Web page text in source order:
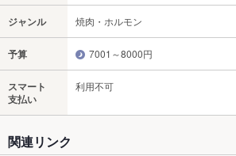
ジャンル 焼肉・ホルモン
予算 7001～8000円
スマート
支払い
利用不可
関連リンク